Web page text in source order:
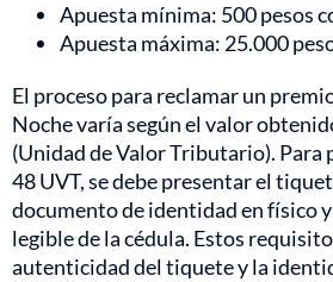
Apuesta mínima: 500 pesos
Apuesta máxima: 25.000
El proceso para reclamar un
Noche varía según el valor
(Unidad de Valor Tributario). Para
48 UVT, se debe presentar el
documento de identidad en físico
legible de la cédula. Estos
autenticidad del tiquete y la